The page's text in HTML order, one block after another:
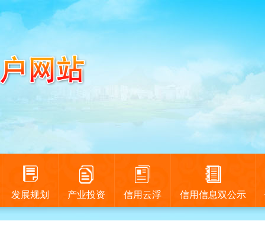
发展规划 产业投资 信用云浮 信用信息双公示